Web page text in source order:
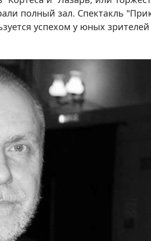
полный зал. Спектакль
успехом у юных